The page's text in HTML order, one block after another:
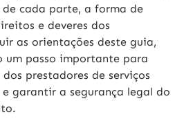
de cada parte, a forma de
e deveres dos
as orientações deste guia,
um passo importante para
prestadores de serviços
garantir a segurança legal do